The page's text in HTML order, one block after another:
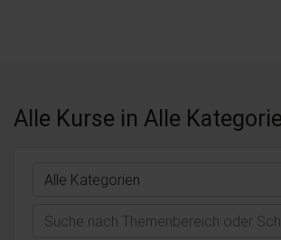
Alle Kurse in Alle
Alle Kategorien
Suchen